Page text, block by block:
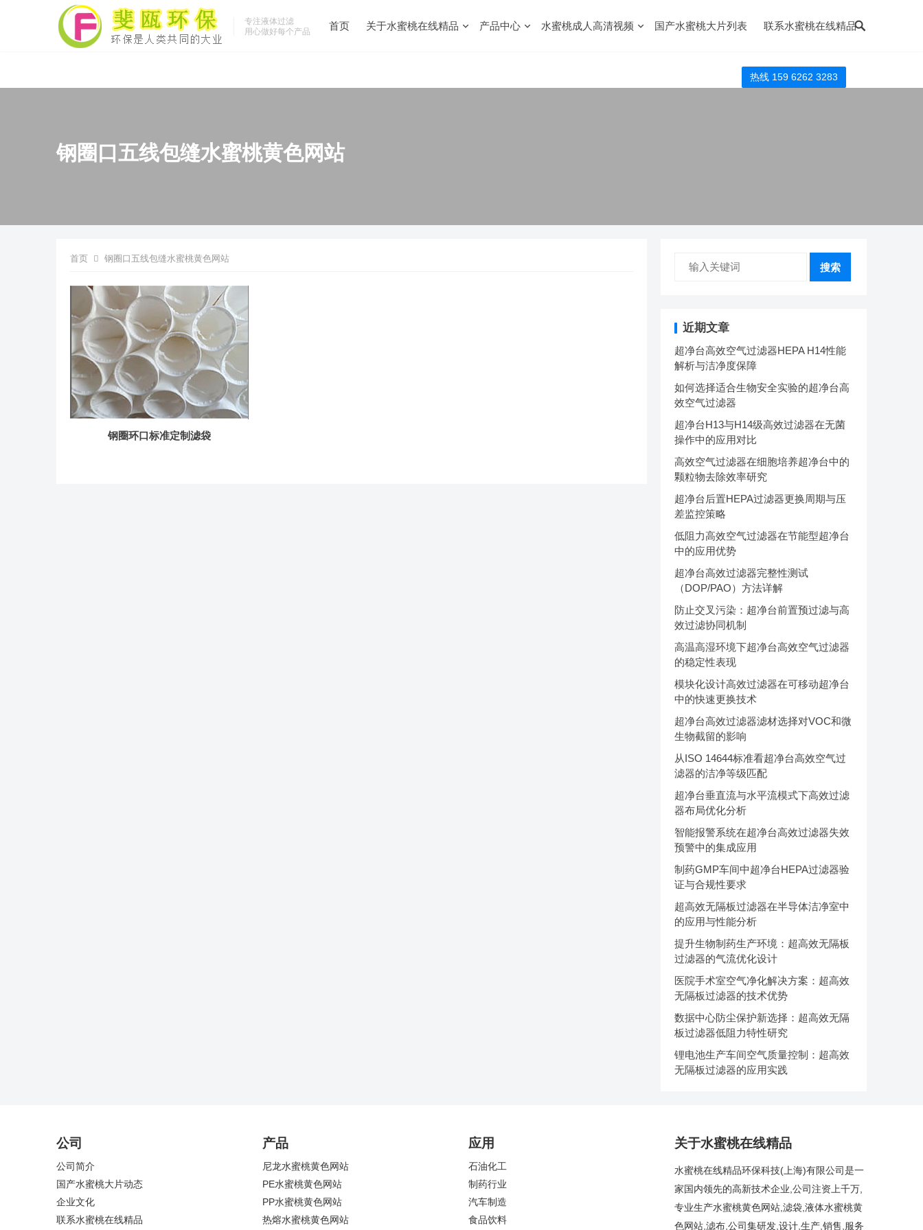
专注液体过滤
用心做好每个产品
首页 关于水蜜桃在线精品 产品中心 水蜜桃成人高清视频 国产水蜜桃大片列表 联系水蜜桃在线精品
热线 159 6262 3283
钢圈口五线包缝水蜜桃黄色网站
首页 钢圈口五线包缝水蜜桃黄色网站
钢圈环口标准定制滤袋
搜索
近期文章
超净台高效空气过滤器HEPA H14性能
解析与洁净度保障
如何选择适合生物安全实验的超净台高
效空气过滤器
超净台H13与H14级高效过滤器在无菌
操作中的应用对比
高效空气过滤器在细胞培养超净台中的
颗粒物去除效率研究
超净台后置HEPA过滤器更换周期与压
差监控策略
低阻力高效空气过滤器在节能型超净台
中的应用优势
超净台高效过滤器完整性测试
（DOP/PAO）方法详解
防止交叉污染：超净台前置预过滤与高
效过滤协同机制
高温高湿环境下超净台高效空气过滤器
的稳定性表现
模块化设计高效过滤器在可移动超净台
中的快速更换技术
超净台高效过滤器滤材选择对VOC和微
生物截留的影响
从ISO 14644标准看超净台高效空气过
滤器的洁净等级匹配
超净台垂直流与水平流模式下高效过滤
器布局优化分析
智能报警系统在超净台高效过滤器失效
预警中的集成应用
制药GMP车间中超净台HEPA过滤器验
证与合规性要求
超高效无隔板过滤器在半导体洁净室中
的应用与性能分析
提升生物制药生产环境：超高效无隔板
过滤器的气流优化设计
医院手术室空气净化解决方案：超高效
无隔板过滤器的技术优势
数据中心防尘保护新选择：超高效无隔
板过滤器低阻力特性研究
锂电池生产车间空气质量控制：超高效
无隔板过滤器的应用实践
公司
公司简介
国产水蜜桃大片动态
企业文化
联系水蜜桃在线精品
产品
尼龙水蜜桃黄色网站
PE水蜜桃黄色网站
PP水蜜桃黄色网站
热熔水蜜桃黄色网站
应用
石油化工
制药行业
汽车制造
食品饮料
关于水蜜桃在线精品
水蜜桃在线精品环保科技(上海)有限公司是一
家国内领先的高新技术企业,公司注资上千万,
专业生产水蜜桃黄色网站,滤袋,液体水蜜桃黄
色网站,滤布,公司集研发,设计,生产,销售,服务